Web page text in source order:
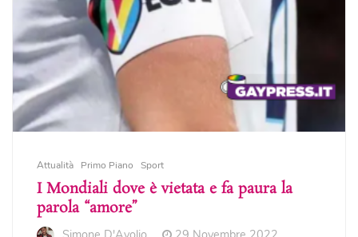
Attualità Primo Piano Sport
I Mondiali dove è vietata e fa paura la
parola “amore”